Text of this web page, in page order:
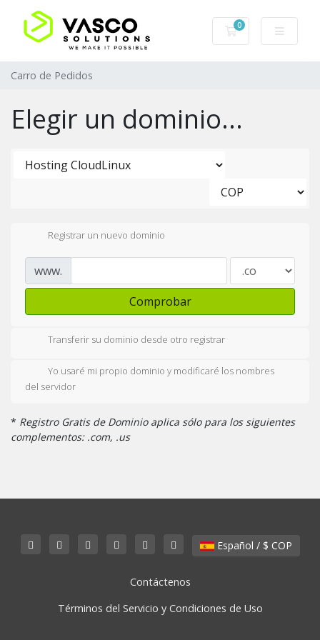
0
Carro de Pedidos
Carro de Pedidos
Elegir un dominio...
Registrar un nuevo dominio
www.
Comprobar
Transferir su dominio desde otro registrar
Yo usaré mi propio dominio y modificaré los nombres
del servidor
* Registro Gratis de Dominio aplica sólo para los siguientes
complementos: .com, .us
Español / $ COP
Contáctenos
Términos del Servicio y Condiciones de Uso